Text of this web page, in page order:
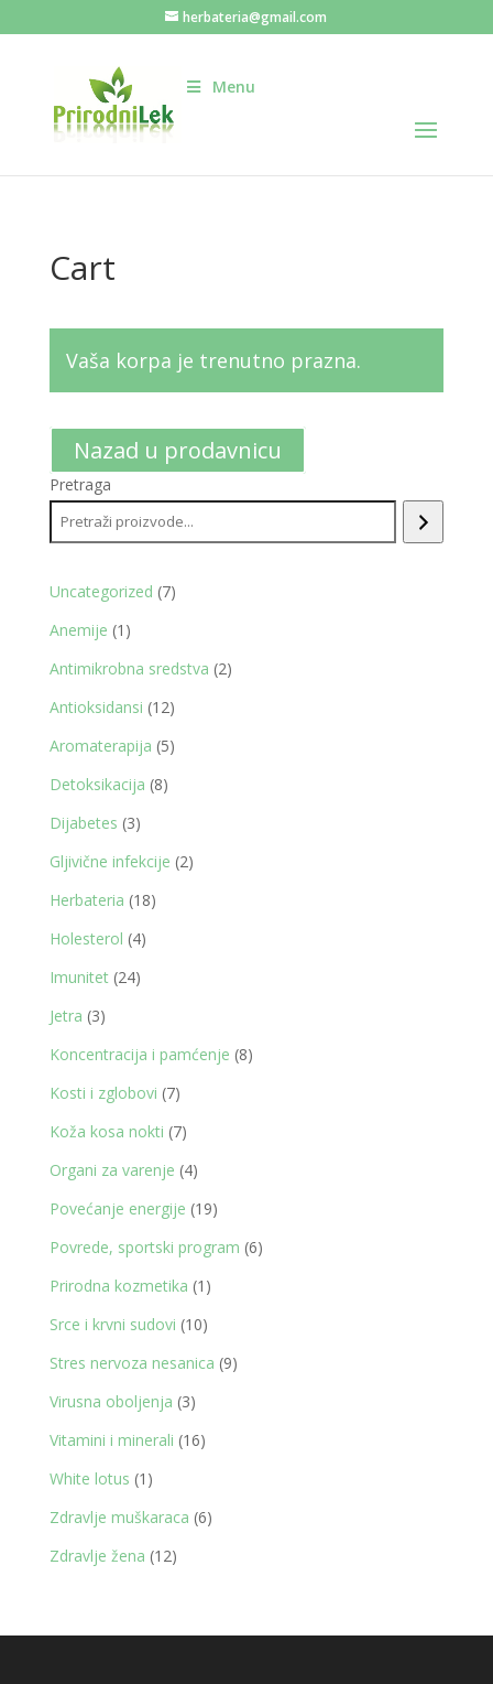
herbateria@gmail.com
Menu
Cart
Vaša korpa je trenutno prazna.
Nazad u prodavnicu
Pretraga
Uncategorized 77
Anemije 1 1
proizvod
Antimikrobna sredstva 22
Antioksidansi 1212
proizvoda
Aromaterapija 55
Detoksikacija 88
Dijabetes 33
proizvoda
Gljivične infekcije 22
Herbateria 1818
Holesterol 44
Imunitet 2424
Jetra 33
proizvoda
Koncentracija i pamćenje 88
Kosti i zglobovi 77
proizvoda
Koža kosa nokti 77
proizvoda
Organi za varenje 44
proizvoda
Povećanje energije 1919
proizvoda
Povrede, sportski program 66
Prirodna kozmetika 1 1
proizvod
Srce i krvni sudovi 1010
proizvoda
Stres nervoza nesanica 99
Virusna oboljenja 33
proizvoda
Vitamini i minerali 1616
White lotus 1 1
proizvod
Zdravlje muškaraca 66
Zdravlje žena 1212